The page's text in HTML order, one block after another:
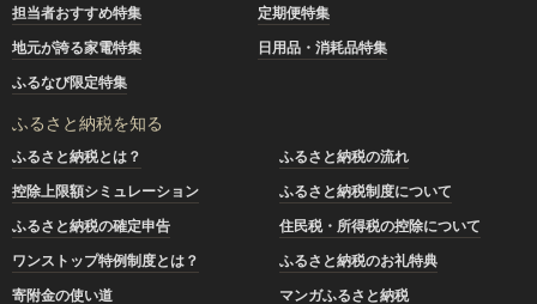
担当者おすすめ特集
定期便特集
地元が誇る家電特集
日用品・消耗品特集
ふるなび限定特集
ふるさと納税を知る
ふるさと納税とは？
ふるさと納税の流れ
控除上限額シミュレーション
ふるさと納税制度について
ふるさと納税の確定申告
住民税・所得税の控除について
ワンストップ特例制度とは？
ふるさと納税のお礼特典
寄附金の使い道
マンガふるさと納税